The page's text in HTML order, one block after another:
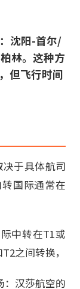
沈阳-首尔/
林。这种方
但飞行时间
于具体航司
国际通常在
中转在T1或
之间转换，
汉莎航空的